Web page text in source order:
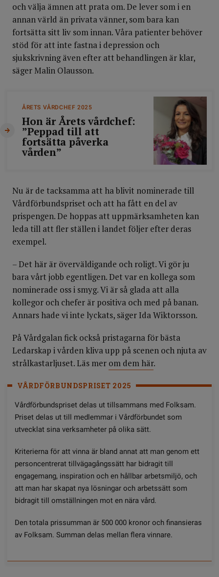
och välja ämnen att prata om. De lever som i en
annan värld än privata vänner, som bara kan
fortsätta sitt liv som innan. Våra patienter behöver
stöd för att inte fastna i depression och
sjukskrivning även efter att behandlingen är klar,
säger Malin Olausson.
ÅRETS VÅRDCHEF 2025
Hon är Årets vårdchef:
”Peppad till att
fortsätta påverka
vården”
Nu är de tacksamma att ha blivit nominerade till
Vårdförbundspriset och att ha fått en del av
prispengen. De hoppas att uppmärksamheten kan
leda till att fler ställen i landet följer efter deras
exempel.
– Det här är överväldigande och roligt. Vi gör ju
bara vårt jobb egentligen. Det var en kollega som
nominerade oss i smyg. Vi är så glada att alla
kollegor och chefer är positiva och med på banan.
Annars hade vi inte lyckats, säger Ida Wiktorsson.
På Vårdgalan fick också pristagarna för bästa
Ledarskap i vården kliva upp på scenen och njuta av
strålkastarljuset. Läs mer om dem här.
VÅRDFÖRBUNDSPRISET 2025
Vårdförbundspriset delas ut tillsammans med Folksam.
Priset delas ut till medlemmar i Vårdförbundet som
utvecklat sina verksamheter på olika sätt.
Kriterierna för att vinna är bland annat att man genom ett
personcentrerat tillvägagångssätt har bidragit till
engagemang, inspiration och en hållbar arbetsmiljö, och
att man har skapat nya lösningar och arbetssätt som
bidragit till omställningen mot en nära vård.
Den totala prissumman är 500 000 kronor och finansieras
av Folksam. Summan delas mellan flera vinnare.